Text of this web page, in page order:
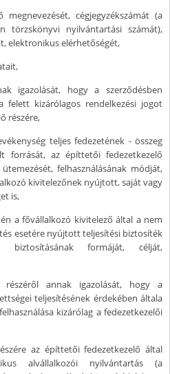
cégjegyzékszámát (a
törzskönyvi nyilvántartási számát),
elektronikus elérhetőségét,
igazolását, hogy a szerződésben
felett kizárólagos rendelkezési jogot
részére,
teljes fedezetének - összeg
forrását, az építtetői fedezetkezelő
felhasználásának módját,
kivitelezőnek nyújtott, saját vagy
is,
a fővállalkozó kivitelező által a nem
esetére nyújtott teljesítési biztosíték
biztosításának formáját, célját,
részéről annak igazolását, hogy a
teljesítésének érdekében általa
kizárólag a fedezetkezelői
az építtetői fedezetkezelő által
alvállalkozói nyilvántartás (a